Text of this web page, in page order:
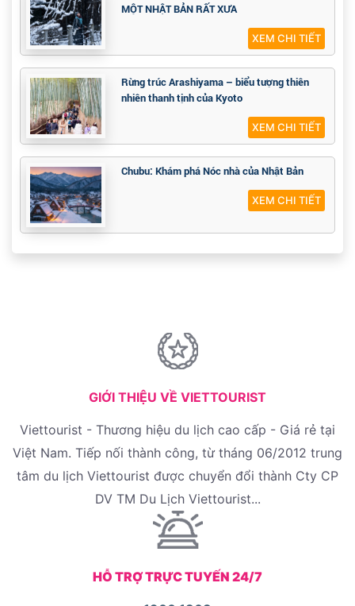
MỘT NHẬT BẢN RẤT XƯA
XEM CHI TIẾT
Rừng trúc Arashiyama – biểu tượng thiên
nhiên thanh tịnh của Kyoto
XEM CHI TIẾT
Chubu: Khám phá Nóc nhà của Nhật Bản
XEM CHI TIẾT
GIỚI THIỆU VỀ VIETTOURIST
Viettourist - Thương hiệu du lịch cao cấp - Giá rẻ tại
Việt Nam. Tiếp nối thành công, từ tháng 06/2012 trung
tâm du lịch Viettourist được chuyển đổi thành Cty CP
DV TM Du Lịch Viettourist...
HỖ TRỢ TRỰC TUYẾN 24/7